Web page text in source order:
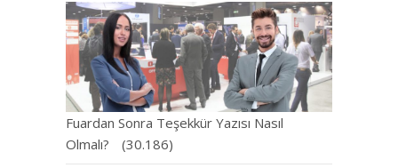
Fuardan Sonra Teşekkür Yazısı Nasıl
Olmalı?
(30.186)